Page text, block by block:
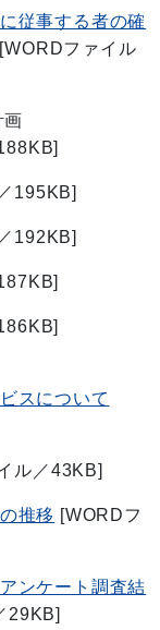
従事する者の確
[WORDファイル
195KB]
192KB]
スについて
ル／43KB]
推移 [WORDフ
ンケート調査結
29KB]